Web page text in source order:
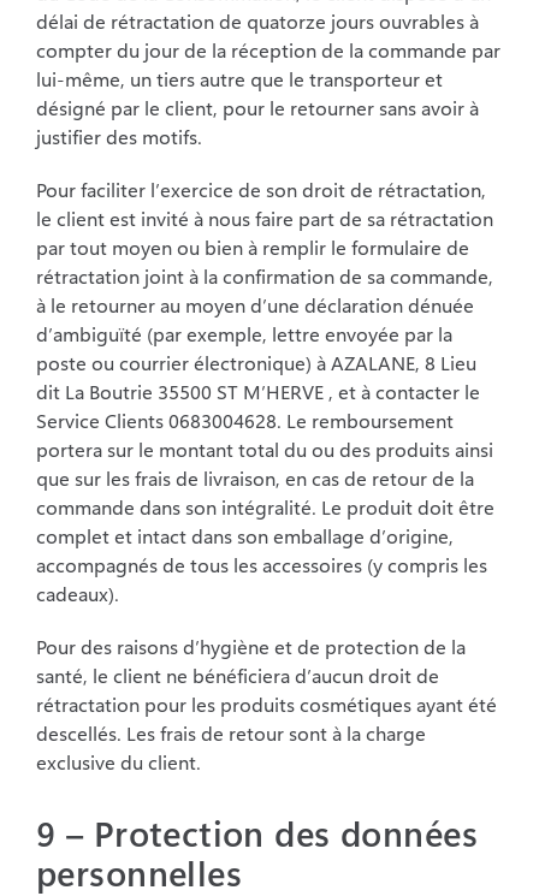
délai de rétractation de quatorze jours ouvrables à
compter du jour de la réception de la commande par
lui-même, un tiers autre que le transporteur et
désigné par le client, pour le retourner sans avoir à
justifier des motifs.
Pour faciliter l’exercice de son droit de rétractation,
le client est invité à nous faire part de sa rétractation
par tout moyen ou bien à remplir le formulaire de
rétractation joint à laconfirmation de sa commande,
à le retourner au moyen d’une déclaration dénuée
d’ambiguïté (par exemple, lettre envoyée par la
poste ou courrier électronique) àAZALANE, 8 Lieu
dit La Boutrie 35500 ST M’HERVE , et à contacter le
Service Clients0683004628. Le remboursement
portera sur le montant total du ou des produits ainsi
que sur les frais de livraison, en cas de retour de la
commande dans son intégralité. Le produitdoit être
complet et intact dans son emballage d’origine,
accompagnés de tous lesaccessoires (y compris les
cadeaux).
Pour des raisons d’hygiène et de protection de la
santé, le client ne bénéficiera d’aucundroit de
rétractation pour les produits cosmétiques ayant été
descellés. Les frais de retour sont à la charge
exclusive du client.
9 – Protection des données
personnelles